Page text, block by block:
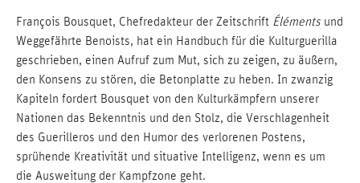
François Bousquet, Chefredakteur der Zeitschrift Éléments und
Weggefährte Benoists, hat ein Handbuch für die Kulturguerilla
geschrieben, einen Aufruf zum Mut, sich zu zeigen, zu äußern,
den Konsens zu stören, die Betonplatte zu heben. In zwanzig
Kapiteln fordert Bousquet von den Kulturkämpfern unserer
Nationen das Bekenntnis und den Stolz, die Verschlagenheit
des Guerilleros und den Humor des verlorenen Postens,
sprühende Kreativität und situative Intelligenz, wenn es um
die Ausweitung der Kampfzone geht.